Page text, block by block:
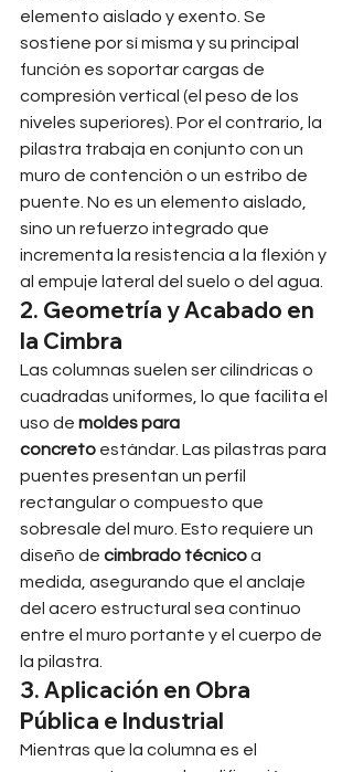
elemento aislado y exento. Se
sostiene por sí misma y su principal
función es soportar cargas de
compresión vertical (el peso de los
niveles superiores). Por el contrario, la
pilastra trabaja en conjunto con un
muro de contención o un estribo de
puente. No es un elemento aislado,
sino un refuerzo integrado que
incrementa la resistencia a la flexión y
al empuje lateral del suelo o del agua.
2. Geometría y Acabado en
la Cimbra
Las columnas suelen ser cilíndricas o
cuadradas uniformes, lo que facilita el
uso de moldes para
concreto estándar. Las pilastras para
puentes presentan un perfil
rectangular o compuesto que
sobresale del muro. Esto requiere un
diseño de cimbrado técnico a
medida, asegurando que el anclaje
del acero estructural sea continuo
entre el muro portante y el cuerpo de
la pilastra.
3. Aplicación en Obra
Pública e Industrial
Mientras que la columna es el